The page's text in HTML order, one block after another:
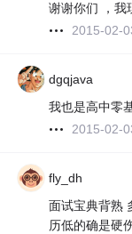
谢谢你们 ，我
2015-02-
dgqjava
我也是高中零
2015-02-
fly_dh
面试宝典背熟
历低的确是硬